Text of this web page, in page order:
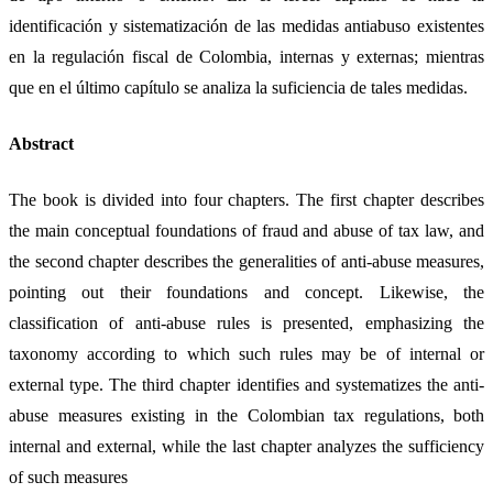
identificación y sistematización de las medidas antiabuso existentes
en la regulación fiscal de Colombia, internas y externas; mientras
que en el último capítulo se analiza la suficiencia de tales medidas.
Abstract
The book is divided into four chapters. The first chapter describes
the main conceptual foundations of fraud and abuse of tax law, and
the second chapter describes the generalities of anti-abuse measures,
pointing out their foundations and concept. Likewise, the
classification of anti-abuse rules is presented, emphasizing the
taxonomy according to which such rules may be of internal or
external type. The third chapter identifies and systematizes the anti-
abuse measures existing in the Colombian tax regulations, both
internal and external, while the last chapter analyzes the sufficiency
of such measures